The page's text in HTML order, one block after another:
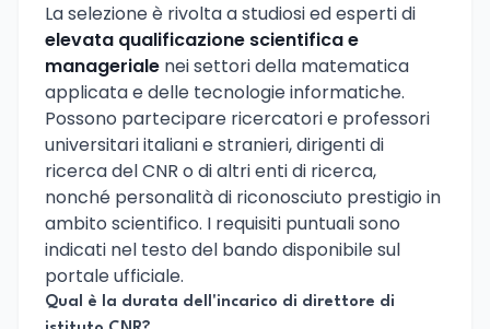
La selezione è rivolta a studiosi ed esperti di
elevata qualificazione scientifica e
manageriale nei settori della matematica
applicata e delle tecnologie informatiche.
Possono partecipare ricercatori e professori
universitari italiani e stranieri, dirigenti di
ricerca del CNR o di altri enti di ricerca,
nonché personalità di riconosciuto prestigio in
ambito scientifico. I requisiti puntuali sono
indicati nel testo del bando disponibile sul
portale ufficiale.
Qual è la durata dell'incarico di direttore di